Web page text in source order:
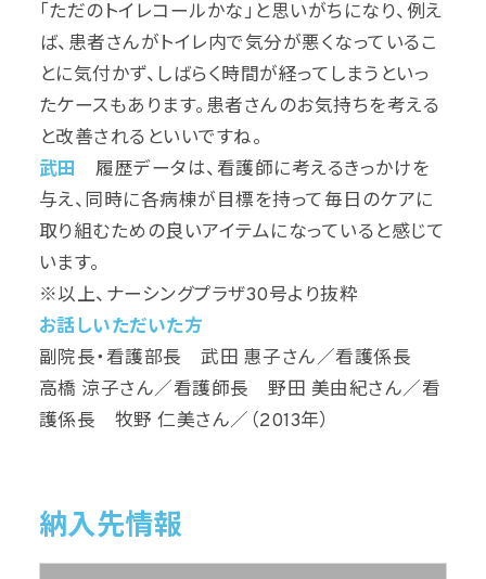
「ただのトイレコールかな」と思いがちになり、例え
ば、患者さんがトイレ内で気分が悪くなっているこ
とに気付かず、しばらく時間が経ってしまうといっ
たケースもあります。患者さんのお気持ちを考える
と改善されるといいですね。
武田
履歴データは、看護師に考えるきっかけを
与え、同時に各病棟が目標を持って毎日のケアに
取り組むための良いアイテムになっていると感じて
います。
※以上、ナーシングプラザ30号より抜粋
お話しいただいた方
副院長・看護部長 武田 惠子さん／看護係長
高橋 涼子さん／看護師長 野田 美由紀さん／看
護係長 牧野 仁美さん／（2013年）
納入先情報